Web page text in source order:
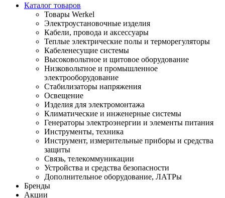
Каталог товаров
Товары Werkel
Электроустановочные изделия
Кабели, провода и аксессуары
Теплые электрические полы и терморегуляторы
Кабеленесущие системы
Высоковольтное и щитовое оборудование
Низковольтное и промышленное
электрооборудование
Стабилизаторы напряжения
Освещение
Изделия для электромонтажа
Климатические и инженерные системы
Генераторы электроэнергии и элементы питания
Инструменты, техника
Инструмент, измерительные приборы и средства
защиты
Связь, телекоммуникации
Устройства и средства безопасности
Дополнительное оборудование, ЛАТРы
Бренды
Акции